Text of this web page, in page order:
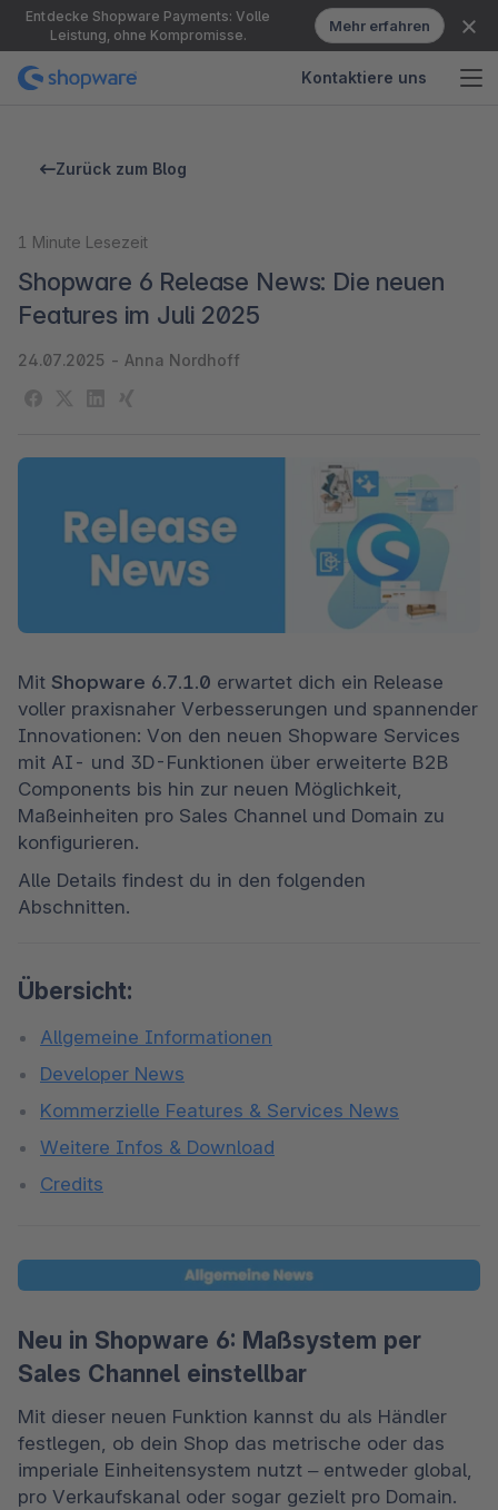
Entdecke Shopware Payments: Volle
Leistung, ohne Kompromisse.
Mehr erfahren
Kontaktiere uns
Zurück zum Blog
1 Minute Lesezeit
Shopware 6 Release News: Die neuen
Features im Juli 2025
24.07.2025 - Anna Nordhoff
Mit Shopware 6.7.1.0 erwartet dich ein Release
voller praxisnaher Verbesserungen und spannender
Innovationen: Von den neuen Shopware Services
mit AI- und 3D-Funktionen über erweiterte B2B
Components bis hin zur neuen Möglichkeit,
Maßeinheiten pro Sales Channel und Domain zu
konfigurieren.
Alle Details findest du in den folgenden
Abschnitten.
Übersicht:
Allgemeine Informationen
Developer News
Kommerzielle Features & Services News
Weitere Infos & Download
Credits
Neu in Shopware 6: Maßsystem per
Sales Channel einstellbar
Mit dieser neuen Funktion kannst du als Händler
festlegen, ob dein Shop das metrische oder das
imperiale Einheitensystem nutzt – entweder global,
pro Verkaufskanal oder sogar gezielt pro Domain.